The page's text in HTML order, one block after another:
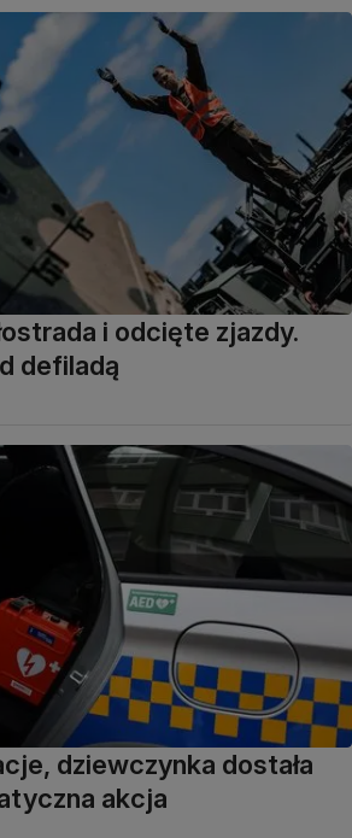
i odcięte zjazdy.
defiladą
dziewczynka dostała
akcja